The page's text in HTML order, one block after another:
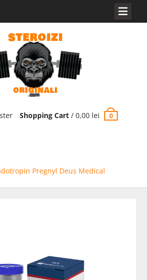
Shopping Cart/ 0,00 lei 0
Pregnyl Deus Medical